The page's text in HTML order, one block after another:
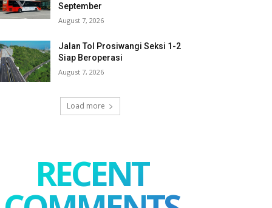
September
August 7, 2026
Jalan Tol Prosiwangi Seksi 1-2
Siap Beroperasi
August 7, 2026
Load more
RECENT